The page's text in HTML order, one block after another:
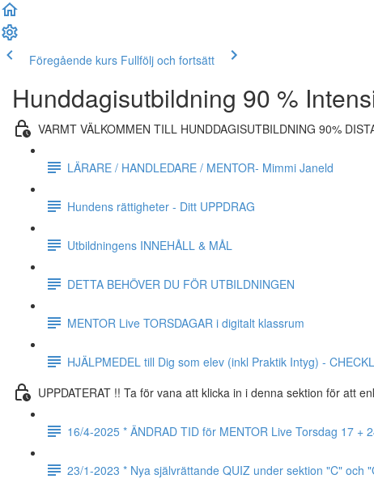
Föregående kurs Fullfölj och fortsätt
Hunddagisutbildning 90 %
VARMT VÄLKOMMEN TILL HUNDDAGISUTBILDNING 90%
LÄRARE / HANDLEDARE / MENTOR- Mimmi Janeld
Hundens rättigheter - Ditt UPPDRAG
Utbildningens INNEHÅLL & MÅL
DETTA BEHÖVER DU FÖR UTBILDNINGEN
MENTOR Live TORSDAGAR i digitalt klassrum
HJÄLPMEDEL till Dig som elev (inkl Praktik Intyg) -
UPPDATERAT !! Ta för vana att klicka in i denna sektion för att
16/4-2025 * ÄNDRAD TID för MENTOR Live Torsdag 17 +
23/1-2023 * Nya självrättande QUIZ under sektion "C" och